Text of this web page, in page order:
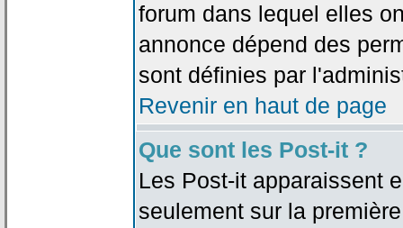
forum dans lequel elles
annonce dépend des
sont définies par
Revenir en haut de page
Que sont les Post-it ?
Les Post-it apparaissent
seulement sur la